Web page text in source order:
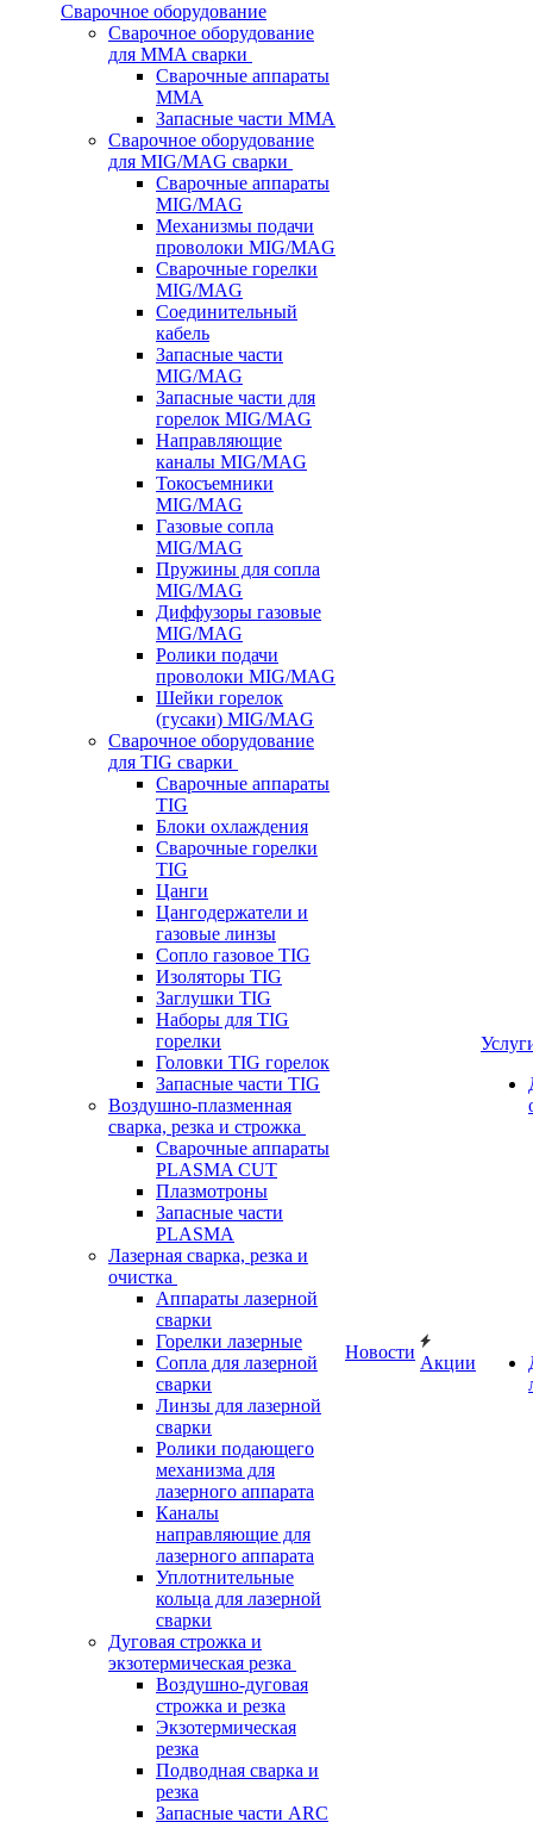
Сварочное оборудование
Сварочное оборудование
для MMA сварки
Сварочные аппараты
MMA
Запасные части MMA
Сварочное оборудование
для MIG/MAG сварки
Сварочные аппараты
MIG/MAG
Механизмы подачи
проволоки MIG/MAG
Сварочные горелки
MIG/MAG
Соединительный
кабель
Запасные части
MIG/MAG
Запасные части для
горелок MIG/MAG
Направляющие
каналы MIG/MAG
Токосъемники
MIG/MAG
Газовые сопла
MIG/MAG
Пружины для сопла
MIG/MAG
Диффузоры газовые
MIG/MAG
Ролики подачи
проволоки MIG/MAG
Шейки горелок
(гусаки) MIG/MAG
Сварочное оборудование
для TIG сварки
Сварочные аппараты
TIG
Блоки охлаждения
Сварочные горелки
TIG
Цанги
Цангодержатели и
газовые линзы
Сопло газовое TIG
Изоляторы TIG
Заглушки TIG
Наборы для TIG
горелки
Головки TIG горелок
Запасные части TIG
Воздушно-плазменная
сварка, резка и строжка
Сварочные аппараты
PLASMA CUT
Плазмотроны
Запасные части
PLASMA
Лазерная сварка, резка и
очистка
Аппараты лазерной
сварки
Горелки лазерные
Сопла для лазерной
сварки
Линзы для лазерной
сварки
Ролики подающего
механизма для
лазерного аппарата
Каналы
направляющие для
лазерного аппарата
Уплотнительные
кольца для лазерной
сварки
Дуговая строжка и
экзотермическая резка
Воздушно-дуговая
строжка и резка
Экзотермическая
резка
Подводная сварка и
резка
Запасные части ARC
Новости
Акции